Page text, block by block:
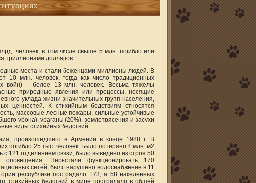
человек, в том числе свыше 5 млн. погибло или
триллионами долларов.
места и стали беженцами миллионы людей. В
10 млн. человек, тогда как число традиционных
войн) – более 13 млн. человек. Весьма тяжелы
природные явления или процессы, носящие
уклада жизни значительных групп населения,
ценностей. К стихийным бедствиям относятся
массовые лесные пожары, сильные устойчивые
урона), ураганы (20%), землетрясения и засухи
виды стихийных бедствий.
произошедшего в Армении в конце 1988 г. В
погибло 25 тыс. человек. Было потеряно 8 млн. м2
с 121 отделением связи, было выведено из строя 50
Перестали функционировать 170
сетей, было нарушено водоснабжение в 11
республики пострадало 173, а 58 населенных
стихийных бедствий в мире пострадало в общей